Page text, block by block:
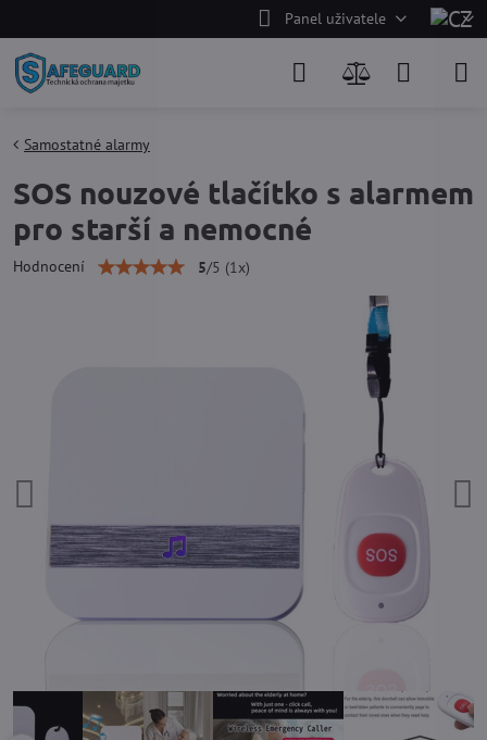
Panel uživatele
Samostatné alarmy
SOS nouzové tlačítko s alarmem
pro starší a nemocné
Hodnocení 5/5 (1 x)